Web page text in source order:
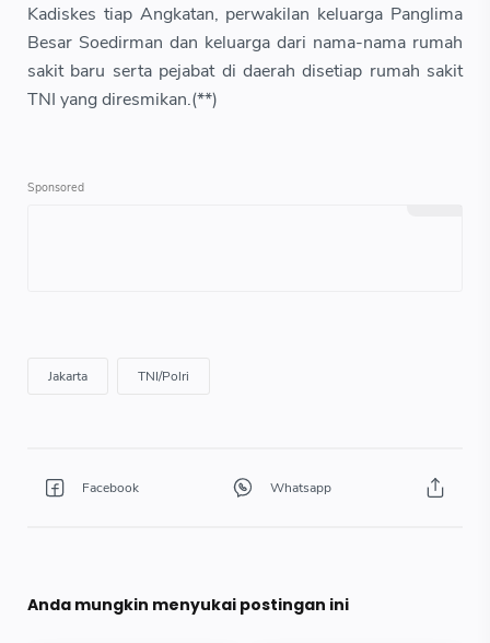
Kadiskes tiap Angkatan, perwakilan keluarga Panglima
Besar Soedirman dan keluarga dari nama-nama rumah
sakit baru serta pejabat di daerah disetiap rumah sakit
TNI yang diresmikan.(**)
Anda mungkin menyukai postingan ini